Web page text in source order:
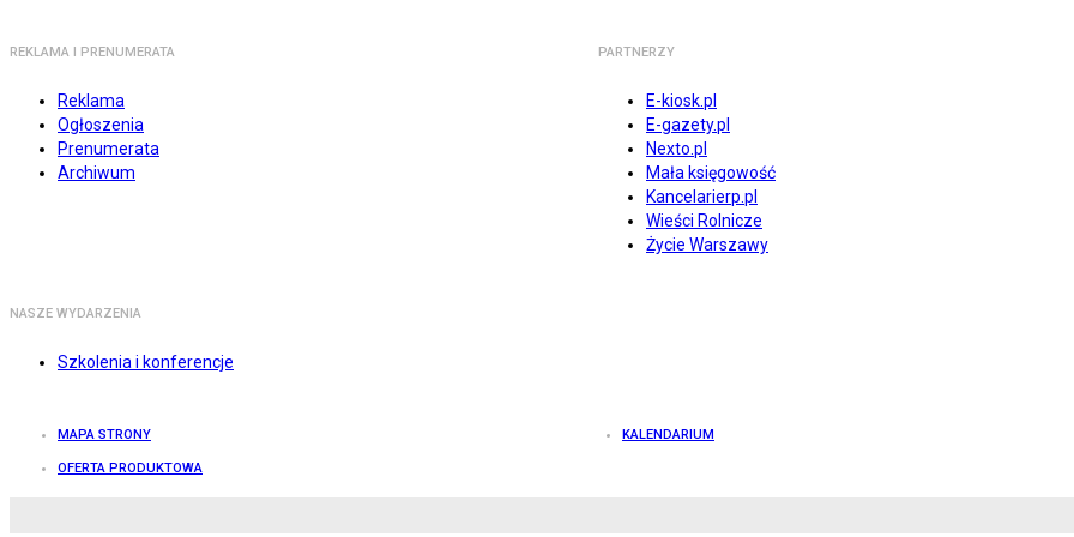
REKLAMA I PRENUMERATA
Reklama
Ogłoszenia
Prenumerata
Archiwum
PARTNERZY
E-kiosk.pl
E-gazety.pl
Nexto.pl
Mała księgowość
Kancelarierp.pl
Wieści Rolnicze
Życie Warszawy
NASZE WYDARZENIA
Szkolenia i konferencje
MAPA STRONY KALENDARIUM
OFERTA PRODUKTOWA